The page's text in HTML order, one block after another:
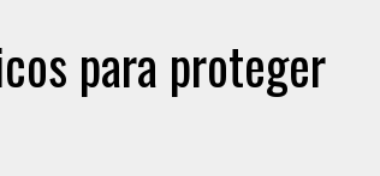
para proteger